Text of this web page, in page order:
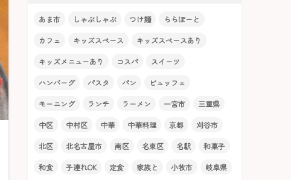
あま市 しゃぶしゃぶ つけ麺 ららぽーと
カフェ キッズスペース キッズスペースあり
キッズメニューあり コスパ スイーツ
ハンバーグ パスタ パン ビュッフェ
モーニング ランチ ラーメン 一宮市 三重県
中区 中村区 中華 中華料理 京都 刈谷市
北区 北名古屋市 南区 名東区 名駅 和菓子
和食 子連れOK 定食 家族と 小牧市 岐阜県